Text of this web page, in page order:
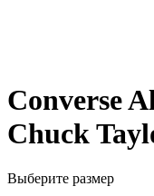
Converse
Chuck
Выберите размер